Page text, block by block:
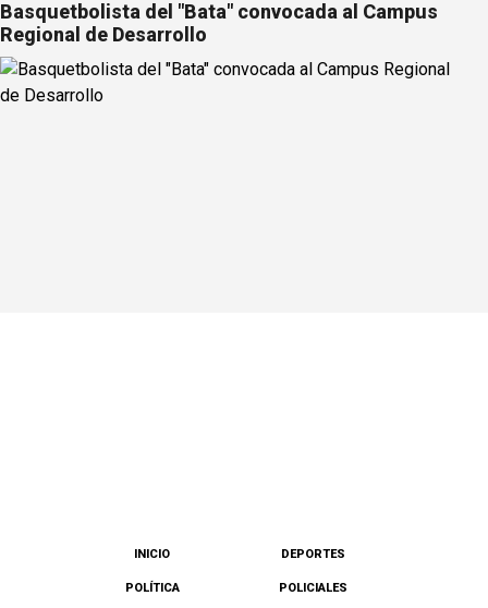
Basquetbolista del "Bata" convocada al Campus
Regional de Desarrollo
INICIO DEPORTES
POLÍTICA POLICIALES